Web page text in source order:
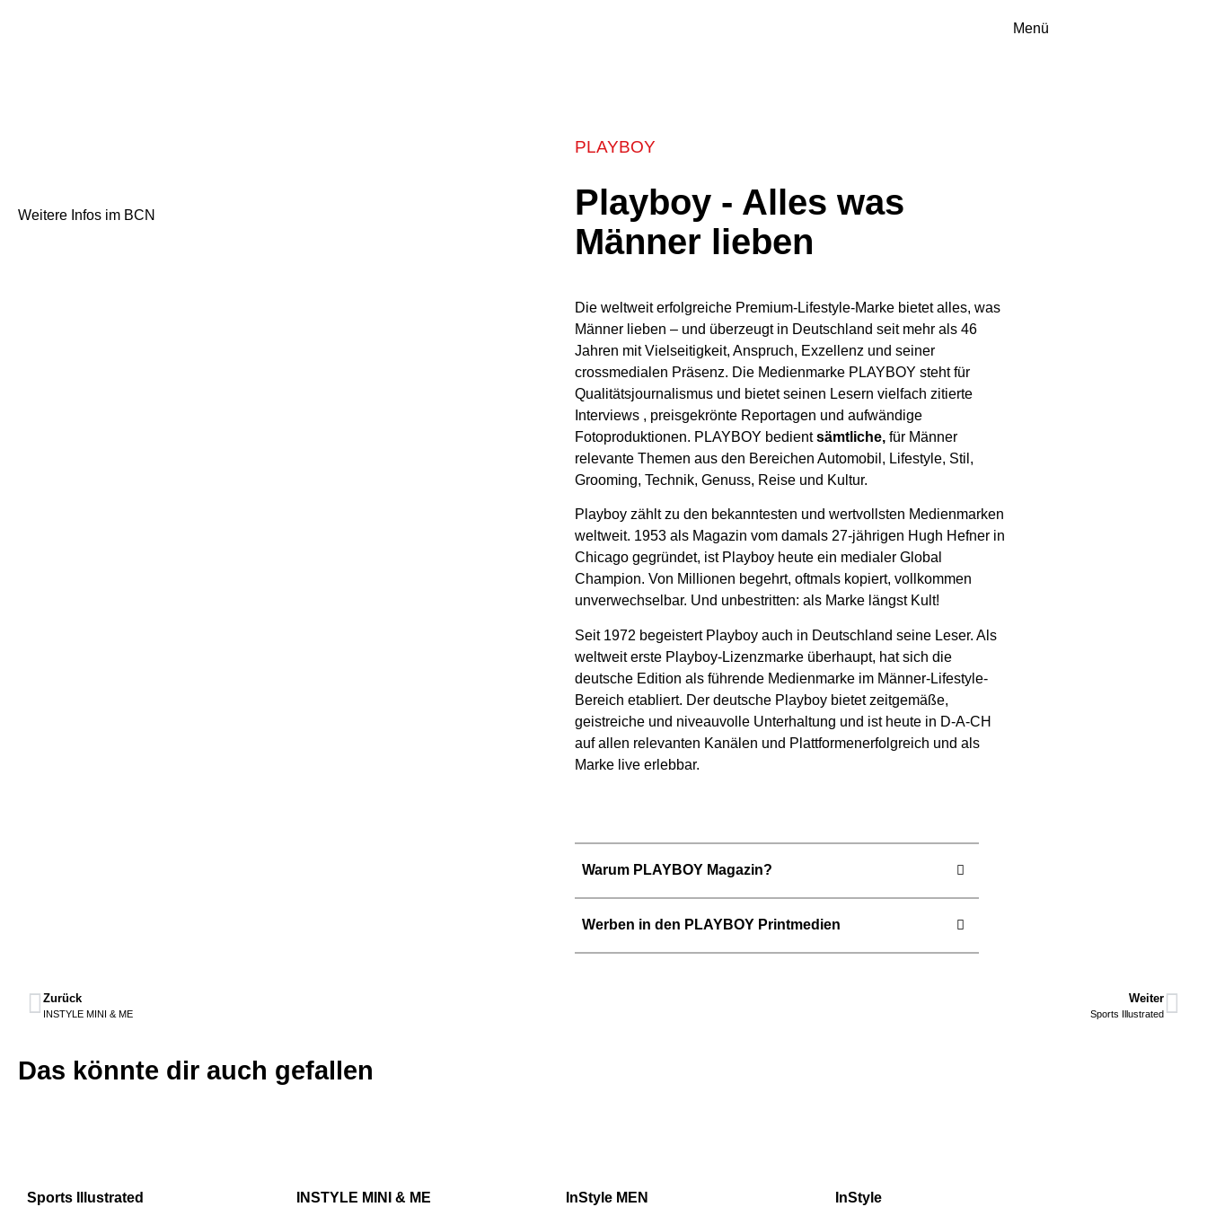
Menü
Weitere Infos im BCN
PLAYBOY
Playboy - Alles was
Männer lieben
Die weltweit erfolgreiche Premium-Lifestyle-Marke bietet alles, was
Männer lieben – und überzeugt in Deutschland seit mehr als 46
Jahren mit Vielseitigkeit, Anspruch, Exzellenz und seiner
crossmedialen Präsenz. Die Medienmarke PLAYBOY steht für
Qualitätsjournalismus und bietet seinen Lesern vielfach zitierte
Interviews , preisgekrönte Reportagen und aufwändige
Fotoproduktionen. PLAYBOY bedientsämtliche,für Männer
relevante Themen aus den Bereichen Automobil, Lifestyle, Stil,
Grooming, Technik, Genuss, Reise und Kultur.
Playboy zählt zu den bekanntesten und wertvollsten Medienmarken
weltweit. 1953 als Magazin vom damals 27-jährigen Hugh Hefner in
Chicago gegründet, ist Playboy heute ein medialer Global
Champion. Von Millionen begehrt, oftmals kopiert, vollkommen
unverwechselbar. Und unbestritten: als Marke längst Kult!
Seit 1972 begeistert Playboy auch in Deutschland seine Leser. Als
weltweit erste Playboy-Lizenzmarke überhaupt, hat sich die
deutsche Edition als führende Medienmarke im Männer-Lifestyle-
Bereich etabliert. Der deutsche Playboy bietet zeitgemäße,
geistreiche und niveauvolle Unterhaltung und ist heute in D-A-CH
auf allen relevanten Kanälen und Plattformenerfolgreich und als
Marke live erlebbar.
Warum PLAYBOY Magazin?
Werben in den PLAYBOY Printmedien
Zurück
INSTYLE MINI & ME
Weiter
Sports Illustrated
Das könnte dir auch gefallen
Sports Illustrated INSTYLE MINI & ME InStyle MEN InStyle